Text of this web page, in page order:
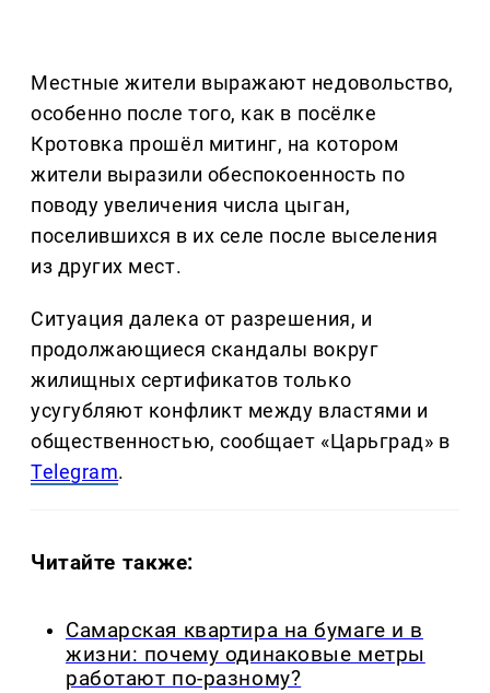
Местные жители выражают недовольство,
особенно после того, как в посёлке
Кротовка прошёл митинг, на котором
жители выразили обеспокоенность по
поводу увеличения числа цыган,
поселившихся в их селе после выселения
из других мест.
Ситуация далека от разрешения, и
продолжающиеся скандалы вокруг
жилищных сертификатов только
усугубляют конфликт между властями и
общественностью, сообщает «Царьград» в
Telegram.
Читайте также:
Самарская квартира на бумаге и в
жизни: почему одинаковые метры
работают по-разному?